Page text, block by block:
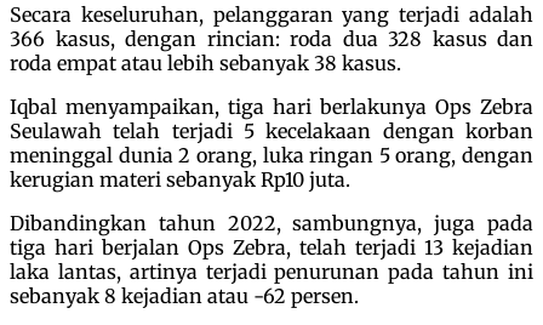
Secara keseluruhan, pelanggaran yang terjadi adalah
366 kasus, dengan rincian: roda dua 328 kasus dan
roda empat atau lebih sebanyak 38 kasus.
Iqbal menyampaikan, tiga hari berlakunya Ops Zebra
Seulawah telah terjadi 5 kecelakaan dengan korban
meninggal dunia 2 orang, luka ringan 5 orang, dengan
kerugian materi sebanyak Rp10 juta.
Dibandingkan tahun 2022, sambungnya, juga pada
tiga hari berjalan Ops Zebra, telah terjadi 13 kejadian
laka lantas, artinya terjadi penurunan pada tahun ini
sebanyak 8 kejadian atau -62 persen.